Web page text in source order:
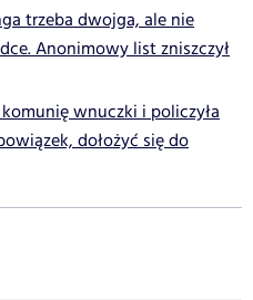
trzeba dwojga, ale nie
Anonimowy list zniszczył
wnuczki i policzyła
dołożyć się do